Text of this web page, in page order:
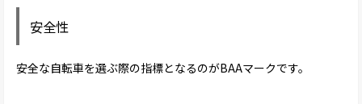
安全性
安全な自転車を選ぶ際の指標となるのがBAAマークです。